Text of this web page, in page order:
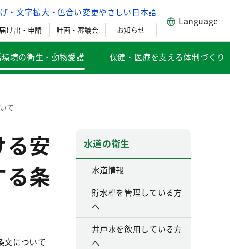
・文字拡大・色合い変更やさしい日本語
届け出・申請 計画・審議会 お知らせ
Language
環境の衛生・動物愛護 保健・医療を支える体制づくり
て
安
条
文について
水道の衛生
水道情報
貯水槽を管理している方
へ
井戸水を飲用している方
へ